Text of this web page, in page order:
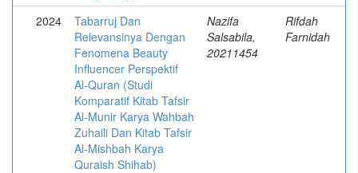
2024
Tabarruj Dan
Relevansinya Dengan
Fenomena Beauty
Influencer Perspektif
Al-Quran (Studi
Komparatif Kitab Tafsir
Al-Munir Karya Wahbah
Zuhaili Dan Kitab Tafsir
Al-Mishbah Karya
Quraish Shihab)
Nazifa
Salsabila,
20211454
Rifdah
Farnidah